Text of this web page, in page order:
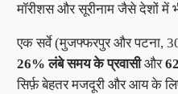
मॉरीशस और सूरीनाम जैसे देशों में
एक सर्वे (मुजफ्फरपुर और पटना,
26%लंबेसमयकेप्रवासीऔर
सिर्फ़ बेहतर मजदूरी और आय के